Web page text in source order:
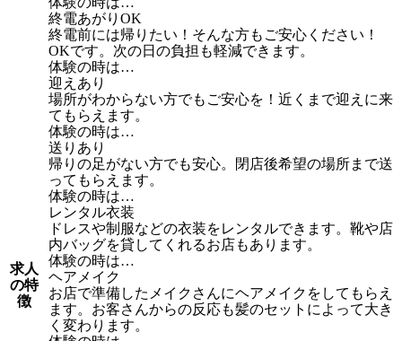
求人
の特
徴
終電あがりOK
終電前には帰りたい！そんな方もご安心ください！
OKです。次の日の負担も軽減できます。
体験の時は…
迎えあり
場所がわからない方でもご安心を！近くまで迎えに来
てもらえます。
体験の時は…
送りあり
帰りの足がない方でも安心。閉店後希望の場所まで送
ってもらえます。
体験の時は…
レンタル衣装
ドレスや制服などの衣装をレンタルできます。靴や店
内バッグを貸してくれるお店もあります。
体験の時は…
ヘアメイク
お店で準備したメイクさんにヘアメイクをしてもらえ
ます。お客さんからの反応も髪のセットによって大き
く変わります。